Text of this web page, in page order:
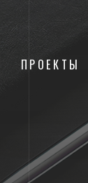
ПРОЕКТЫ